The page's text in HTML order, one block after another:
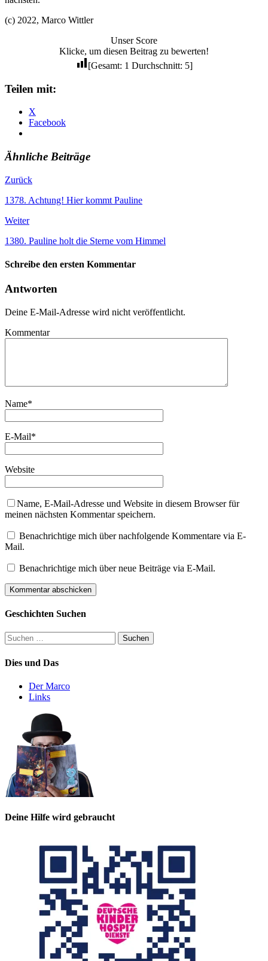
(c) 2022, Marco Wittler
Unser Score
Klicke, um diesen Beitrag zu bewerten!
[Gesamt: 1 Durchschnitt: 5]
Teilen mit:
X
Facebook
Ähnliche Beiträge
Zurück
1378. Achtung! Hier kommt Pauline
Weiter
1380. Pauline holt die Sterne vom Himmel
Schreibe den ersten Kommentar
Antworten
Deine E-Mail-Adresse wird nicht veröffentlicht.
Kommentar
Name*
E-Mail*
Website
Name, E-Mail-Adresse und Website in diesem Browser für
meinen nächsten Kommentar speichern.
Benachrichtige mich über nachfolgende Kommentare via E-
Mail.
Benachrichtige mich über neue Beiträge via E-Mail.
Geschichten Suchen
Suchen
nach:
Dies und Das
Der Marco
Links
Deine Hilfe wird gebraucht